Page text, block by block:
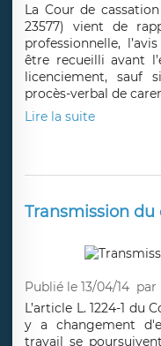
La Cour de cassation
23577) vient de
professionnelle,
être recueilli avant
licenciement, sauf
procès-verbal de
Lire la suite
Transmission du
Publié le 13/04/14 par
L’article L. 1224-1 du
y a changement
travail se